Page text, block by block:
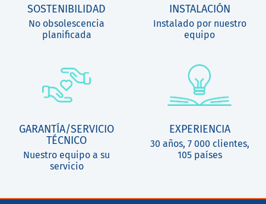
SOSTENIBILIDAD
No obsolescencia
planificada
INSTALACIÓN
Instalado por nuestro
equipo
GARANTÍA/SERVICIO
TÉCNICO
Nuestro equipo a su
servicio
EXPERIENCIA
30 años, 7 000 clientes,
105 países